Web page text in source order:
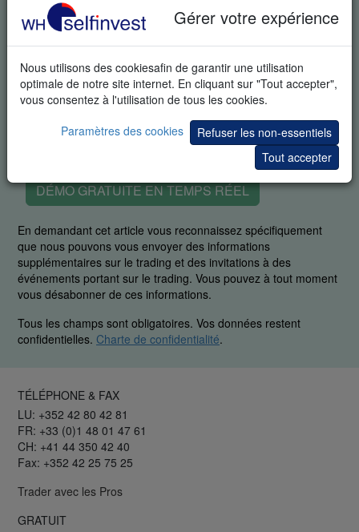
Gérer votre expérience
Nous utilisons des cookiesafin de garantir une utilisation
optimale de notre site internet. En cliquant sur "Tout accepter",
vous consentez à l'utilisation de tous les cookies.
Paramètres des cookies
Refuser les non-essentiels
Tout accepter
DÉMO GRATUITE EN TEMPS RÉEL
En demandant cet article vous reconnaissez spécifiquement
que nous pouvons vous envoyer des informations
supplémentaires sur le trading et des invitations à des
événements portant sur le trading. Vous pouvez à tout moment
vous désabonner de ces informations.
Tous les champs sont obligatoires. Vos données restent
confidentielles. Charte de confidentialité.
TÉLÉPHONE & FAX
LU: +352 42 80 42 81
FR: +33 (0)1 48 01 47 61
CH: +41 44 350 42 40
Fax: +352 42 25 75 25
Trader avec les Pros
GRATUIT